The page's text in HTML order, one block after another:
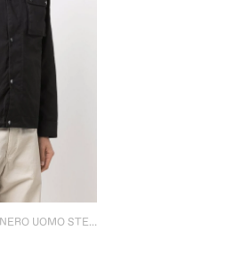
BARBOUR GIUBBOTTO NERO UOMO STEVE MCQUEEN